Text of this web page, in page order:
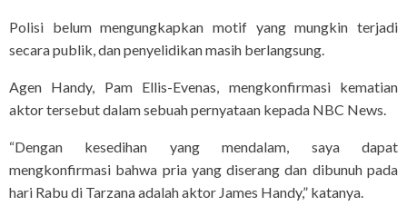
Polisi belum mengungkapkan motif yang mungkin terjadi
secara publik, dan penyelidikan masih berlangsung.
Agen Handy, Pam Ellis-Evenas, mengkonfirmasi kematian
aktor tersebut dalam sebuah pernyataan kepada NBC News.
“Dengan kesedihan yang mendalam, saya dapat
mengkonfirmasi bahwa pria yang diserang dan dibunuh pada
hari Rabu di Tarzana adalah aktor James Handy,” katanya.